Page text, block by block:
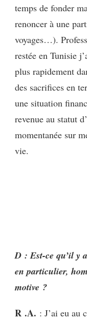
temps de fonder
renoncer à une
voyages…).
restée en Tunisie
plus rapidement
des sacrifices en
une situation
revenue au statut
momentanée sur
vie.
D : Est-ce qu’il y
en particulier,
motive ?
R .A. : J’ai eu au